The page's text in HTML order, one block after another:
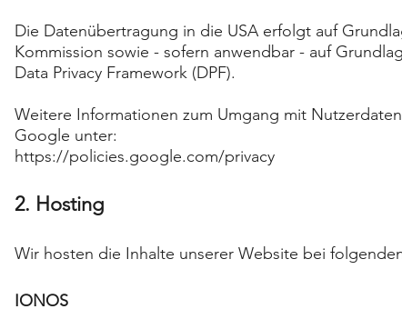
Die Datenübertragung in die USA erfolgt auf
Kommission sowie - sofern anwendbar - auf
Data Privacy Framework (DPF).
Weitere Informationen zum Umgang mit
Google unter:
https://policies.google.com/privacy
2. Hosting
Wir hosten die Inhalte unserer Website bei
IONOS